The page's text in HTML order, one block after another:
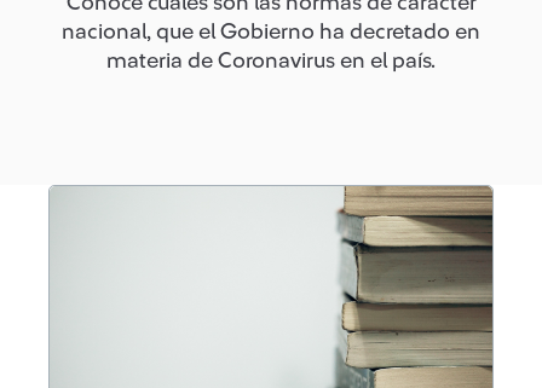
nacional, que el Gobierno ha decretado en
materia de Coronavirus en el país.